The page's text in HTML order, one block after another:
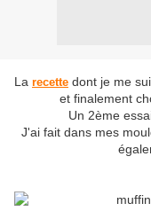
La recette dont je me
et finalement
Un 2ème
J'ai fait dans mes